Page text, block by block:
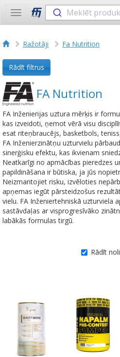
Toggle
navigation
Meklēt
Ražotāji Fa Nutrition
Rādīt filtrus
FA Nutrition
FA Inženierijas uztura mērķis ir
kas izveidoti, ņemot vērā visu
esat riteņbraucējs, basketbols,
FA Inženierzinātņu uzturvielu
sinerģisku efektu, kas ikvienam
Neatkarīgi no apmācības pieredzes
papildināšana ir būtiska, ja jūs
Neizmantojiet risku, izvēloties
apņemas iegūt pārsteidzošus
vielu. FA Inženiertehniskā uzturviela
sastāvdaļas ar visprogresīvāko
labākās formulas tirgū.
Rādīt